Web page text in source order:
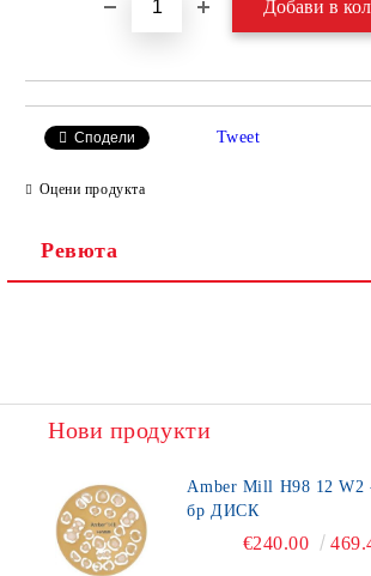
Сподели Tweet
Оцени продукта
Ревюта
Нови продукти
Amber Mill H98 12 W2 - Bleach 2 - 1
бр ДИСК
€240.00